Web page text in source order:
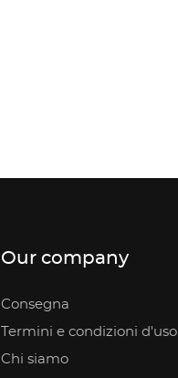
Our company
Consegna
Termini e condizioni d'uso
Chi siamo